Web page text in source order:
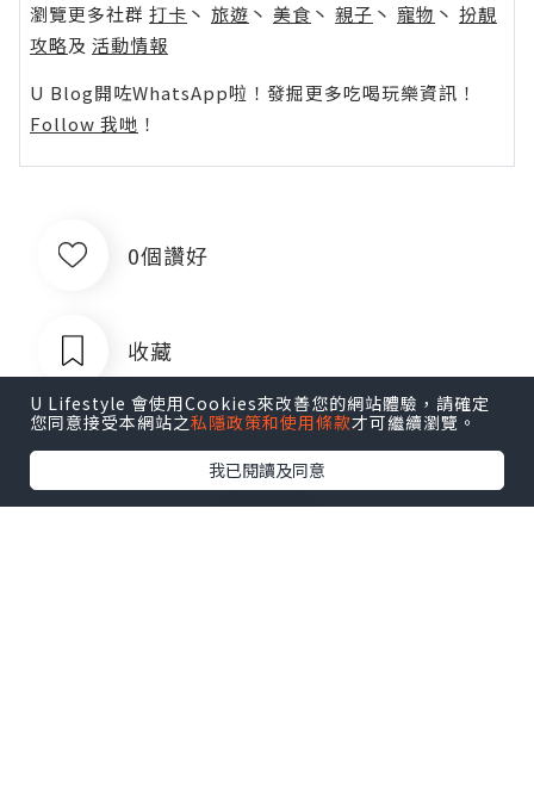
瀏覽更多社群 打卡 丶 旅遊 丶 美食 丶 親子 丶 寵物 丶 扮靚
攻略及 活動情報
U Blog開咗WhatsApp啦！發掘更多吃喝玩樂資訊！
Follow 我哋 ！
0個讚好
收藏
U Lifestyle 會使用Cookies來改善您的網站體驗，請確定
您同意接受本網站之私隱政策和使用條款才可繼續瀏覽。
我已閱讀及同意